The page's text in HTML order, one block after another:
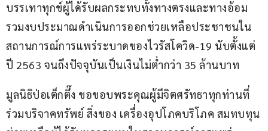
บรรเทาทุกข์ผู้ได้รับผลกระทบทั้งทางตรงและทางอ้อม
รวมงบประมาณดำเนินการออกช่วยเหลือประชาชนใน
สถานการณ์การแพร่ระบาดของไวรัสโควิด-19 นับตั้งแต่
ปี 2563 จนถึงปัจจุบันเป็นเงินไม่ต่ำกว่า 35 ล้านบาท
มูลนิธิป่อเต็กตึ๊ง ขอขอบพระคุณผู้มีจิตศรัทธาทุกท่านที่
ร่วมบริจาคทรัพย์ สิ่งของ เครื่องอุปโภคบริโภค สมทบทุน